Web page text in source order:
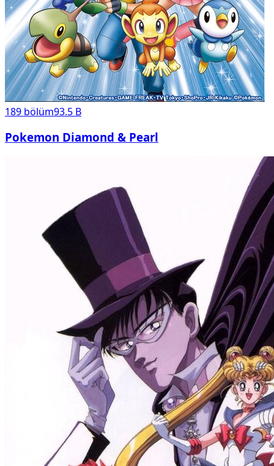
189 bölüm93.5 B
Pokemon Diamond & Pearl